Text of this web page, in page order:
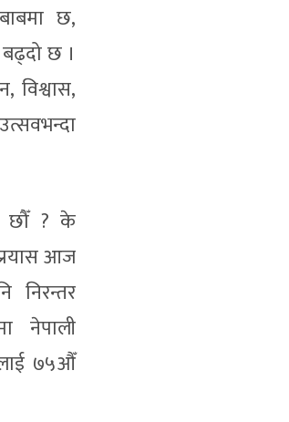
छ,
छ ।
छौँ ? के
आज
निरन्तर
नेपाली
७५औँ